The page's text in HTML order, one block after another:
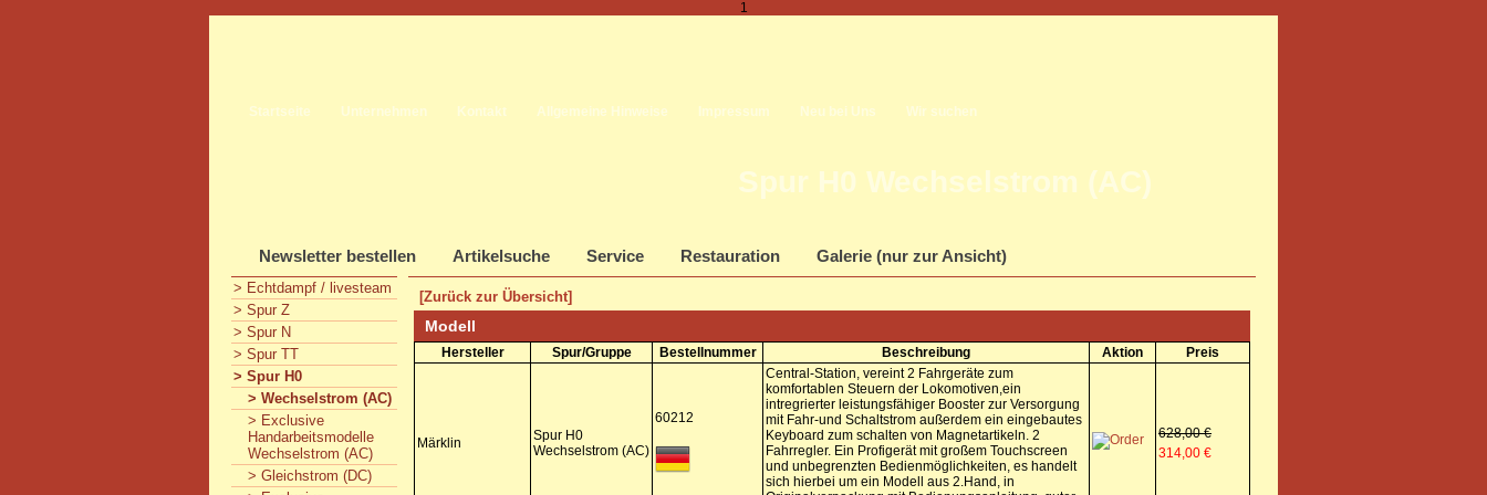
1
Startseite Unternehmen Kontakt Allgemeine Hinweise Impressum Neu bei Uns Wir suchen
Spur H0 Wechselstrom (AC)
Newsletter bestellen Artikelsuche Service Restauration Galerie (nur zur Ansicht)
> Echtdampf / livesteam
> Spur Z
> Spur N
> Spur TT
> Spur H0
> Wechselstrom (AC)
> Exclusive
Handarbeitsmodelle
Wechselstrom (AC)
> Gleichstrom (DC)
[Zurück zur Übersicht]
Modell
Hersteller Spur/Gruppe Bestellnummer Beschreibung Aktion Preis
Märklin
Spur H0
Wechselstrom (AC)
60212
Central-Station, vereint 2 Fahrgeräte zum
komfortablen Steuern der Lokomotiven,ein
intregrierter leistungsfähiger Booster zur Versorgung
mit Fahr-und Schaltstrom außerdem ein eingebautes
Keyboard zum schalten von Magnetartikeln. 2
Fahrregler. Ein Profigerät mit großem Touchscreen
und unbegrenzten Bedienmöglichkeiten, es handelt
sich hierbei um ein Modell aus 2.Hand, in
628,00 €
314,00 €